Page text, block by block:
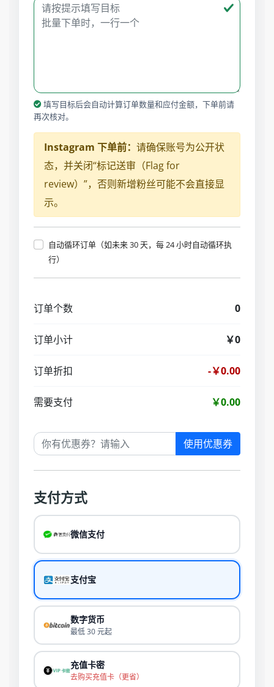
填写目标后会自动计算订单数量和应付金额，下单前请
再次核对。
Instagram 下单前： 请确保账号为公开状
态，并关闭“标记送审（Flag for
review）”，否则新增粉丝可能不会直接显
示。
自动循环订单（如未来 30 天，每 24 小时自动循环执
行）
订单个数 0
订单小计 ￥0
订单折扣 -￥0.00
需要支付 ￥0.00
使用优惠券
支付方式
微信支付
支付宝
数字货币
最低 30 元起
充值卡密
去购买充值卡（更省）